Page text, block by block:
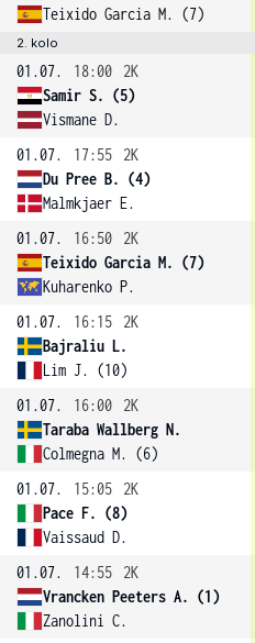
Teixido Garcia M. (7)
2. kolo
01.07. 18:00
2K
Samir S. (5)
Vismane D.
01.07.
17:55
2K
Du Pree B. (4)
Malmkjaer E.
01.07.
16:50
2K
Teixido Garcia M. (7)
Kuharenko P.
01.07.
16:15
2K
Bajraliu L.
Lim J. (10)
01.07.
16:00
2K
Taraba Wallberg N.
Colmegna M. (6)
01.07.
15:05
2K
Pace F. (8)
Vaissaud D.
01.07.
14:55
2K
Vrancken Peeters A. (1)
Zanolini C.